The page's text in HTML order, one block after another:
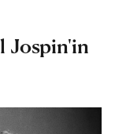
Jospin'in